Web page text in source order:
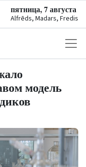
пятница, 7 августа
Alfrēds, Madars, Fredis
модель